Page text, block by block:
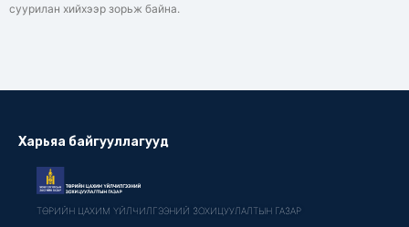
суурилан хийхээр зорьж байна.
Харьяа байгууллагууд
ТӨРИЙН ЦАХИМ ҮЙЛЧИЛГЭЭНИЙ ЗОХИЦУУЛАЛТЫН ГАЗАР